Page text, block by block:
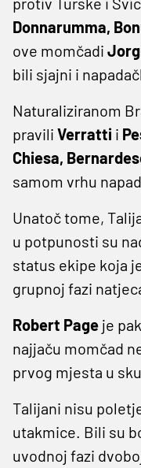
Donnarumma,
ove momčadi
bili sjajni i
Naturaliziranom
pravili Verratti i
Chiesa,
samom vrhu
Unatoč tome,
u potpunosti su
status ekipe koja
grupnoj fazi
Robert Page je
najjaču momčad
prvog mjesta u
Talijani nisu
utakmice. Bili su
uvodnoj fazi